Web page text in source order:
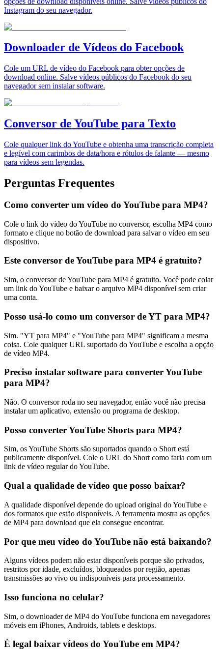
Instagram do seu navegador.
Downloader de Vídeos do Facebook
Cole um URL de vídeo do Facebook para obter opções de
download online. Salve vídeos públicos do Facebook do seu
navegador sem instalar software.
Conversor de YouTube para Texto
Cole qualquer link do YouTube e obtenha uma transcrição completa
e legível com carimbos de data/hora e rótulos de falante — mesmo
para vídeos sem legendas.
Perguntas Frequentes
Como converter um vídeo do YouTube para MP4?
Cole o link do vídeo do YouTube no conversor, escolha MP4 como
formato e clique no botão de download para salvar o vídeo em seu
dispositivo.
Este conversor de YouTube para MP4 é gratuito?
Sim, o conversor de YouTube para MP4 é gratuito. Você pode colar
um link do YouTube e baixar o arquivo MP4 disponível sem criar
uma conta.
Posso usá-lo como um conversor de YT para MP4?
Sim. "YT para MP4" e "YouTube para MP4" significam a mesma
coisa. Cole qualquer URL suportado do YouTube e escolha a opção
de vídeo MP4.
Preciso instalar software para converter YouTube
para MP4?
Não. O conversor roda no seu navegador, então você não precisa
instalar um aplicativo, extensão ou programa de desktop.
Posso converter YouTube Shorts para MP4?
Sim, os YouTube Shorts são suportados quando o Short está
publicamente disponível. Cole o URL do Short como faria com um
link de vídeo regular do YouTube.
Qual a qualidade de vídeo que posso baixar?
A qualidade disponível depende do upload original do YouTube e
dos formatos que estão disponíveis. A ferramenta mostra as opções
de MP4 para download que ela consegue encontrar.
Por que meu vídeo do YouTube não está baixando?
Alguns vídeos podem não estar disponíveis porque são privados,
restritos por idade, excluídos, bloqueados por região, apenas
transmissões ao vivo ou indisponíveis para processamento.
Isso funciona no celular?
Sim, o downloader de MP4 do YouTube funciona em navegadores
móveis em iPhones, Androids, tablets e desktops.
É legal baixar vídeos do YouTube em MP4?